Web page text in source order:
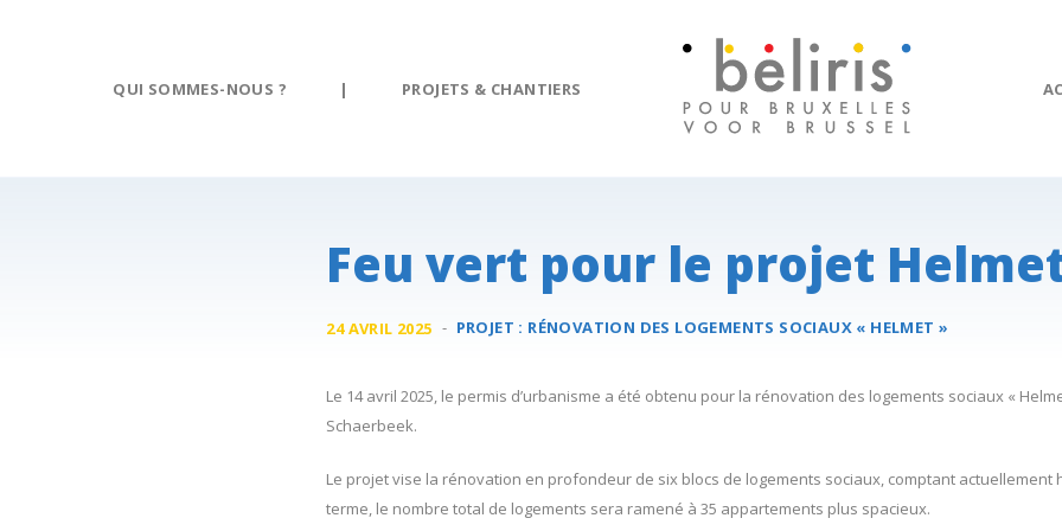
QUI SOMMES-NOUS ? | PROJETS & CHANTIERS
Feu vert pour le projet
24 AVRIL 2025 - PROJET : RÉNOVATION DES LOGEMENTS SOCIAUX « HELMET »
Le 14 avril 2025, le permis d’urbanisme a été obtenu pour la rénovation des logements sociaux «
Schaerbeek.
Le projet vise la rénovation en profondeur de six blocs de logements sociaux, comptant actuellement
terme, le nombre total de logements sera ramené à 35 appartements plus spacieux.